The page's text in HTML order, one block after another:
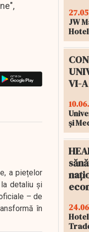
a piețelor
detaliu și
– de
în
JW
VI-A
și